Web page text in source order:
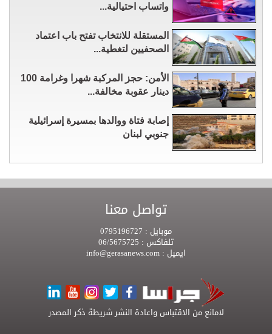
واتساب احتيالية...
المستقلة للانتخاب تفتح باب اعتماد
الصحفيين لتغطية...
الأمن: حجز المركبة شهرا وغرامة 100
دينار عقوبة مخالفة...
إصابة فتاة ووالدها بمسيرة إسرائيلية
جنوبي لبنان
تواصل معنا
موبايل :
تلفاكس :
ايميل :
لامانع من الاقتباس واعادة النشر شريطة ذكر المصدر